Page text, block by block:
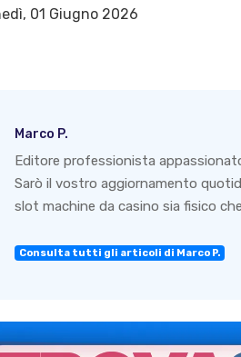
01 Giugno 2026
Marco P.
Editore professionista
Sarò il vostro aggiornamento
slot machine da casino sia fisico
Consulta tutti gli articoli di Marco P.